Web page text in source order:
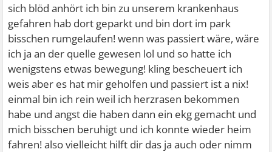
sich blöd anhört ich bin zu unserem krankenhaus
gefahren hab dort geparkt und bin dort im park
bisschen rumgelaufen! wenn was passiert wäre, wäre
ich ja an der quelle gewesen lol und so hatte ich
wenigstens etwas bewegung! kling bescheuert ich
weis aber es hat mir geholfen und passiert ist a nix!
einmal bin ich rein weil ich herzrasen bekommen
habe und angst die haben dann ein ekg gemacht und
mich bisschen beruhigt und ich konnte wieder heim
fahren! also vielleicht hilft dir das ja auch oder nimm